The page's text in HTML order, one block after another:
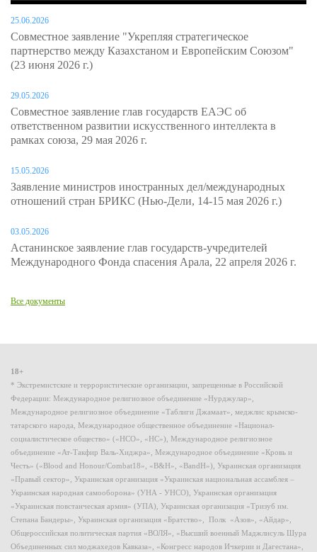
25.06.2026
Совместное заявление "Укрепляя стратегическое
партнерство между Казахстаном и Европейским Союзом"
(23 июня 2026 г.)
29.05.2026
Совместное заявление глав государств ЕАЭС об
ответственном развитии искусственного интеллекта в
рамках союза, 29 мая 2026 г.
15.05.2026
Заявление министров иностранных дел/международных
отношений стран БРИКС (Нью-Дели, 14-15 мая 2026 г.)
03.05.2026
Астанинское заявление глав государств-учредителей
Международного Фонда спасения Арала, 22 апреля 2026 г.
Все документы
18+
* Экстремистские и террористические организации, запрещенные в Российской
Федерации: Международное религиозное объединение «Нурджулар»,
Международное религиозное объединение «Таблиги Джамаат», меджлис крымско-
татарского народа, Международное общественное объединение «Национал-
социалистическое общество» («НСО», «НС»), Международное религиозное
объединение «Ат-Такфир Валь-Хиджра», Международное объединение «Кровь и
Честь» («Blood and Honour/Combat18», «B&H», «BandH»), Украинская организация
«Правый сектор», Украинская организация «Украинская национальная ассамблея –
Украинская народная самооборона» (УНА - УНСО), Украинская организация
«Украинская повстанческая армия» (УПА), Украинская организация «Тризуб им.
Степана Бандеры», Украинская организация «Братство», Полк «Азов», «Айдар»,
Общероссийская политическая партия «ВОЛЯ», «Высший военный Маджлисуль Шура
Объединенных сил моджахедов Кавказа», «Конгресс народов Ичкерии и Дагестана»,